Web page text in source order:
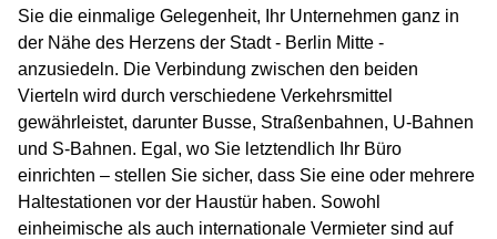
Sie die einmalige Gelegenheit, Ihr Unternehmen ganz in
der Nähe des Herzens der Stadt - Berlin Mitte -
anzusiedeln. Die Verbindung zwischen den beiden
Vierteln wird durch verschiedene Verkehrsmittel
gewährleistet, darunter Busse, Straßenbahnen, U-Bahnen
und S-Bahnen. Egal, wo Sie letztendlich Ihr Büro
einrichten – stellen Sie sicher, dass Sie eine oder mehrere
Haltestationen vor der Haustür haben. Sowohl
einheimische als auch internationale Vermieter sind auf